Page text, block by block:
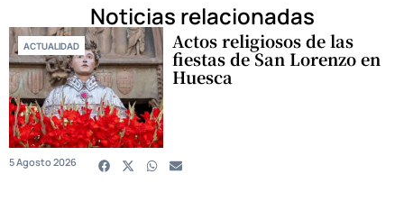
Noticias relacionadas
ACTUALIDAD Actos religiosos de las
fiestas de San Lorenzo en
Huesca
5 Agosto 2026